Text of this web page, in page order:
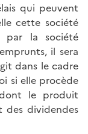
qui peuvent
cette société
par la société
il sera
dans le cadre
si elle procède
le produit
des dividendes